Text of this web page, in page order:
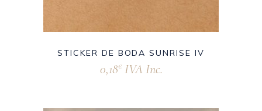
STICKER DE BODA SUNRISE IV
0,18€ IVA Inc.